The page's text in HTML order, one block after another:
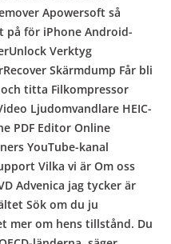
Apowersoft så
på för iPhone Android-
Verktyg
Skärmdump Får bli
titta Filkompressor
Ljudomvandlare HEIC-
PDF Editor Online
YouTube-kanal
Vilka vi är Om oss
Advenica jag tycker är
Sök om du ju
mer om hens tillstånd. Du